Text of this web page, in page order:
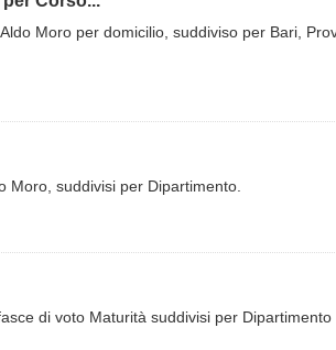
Moro per domicilio, suddiviso per Bari,
Moro, suddivisi per Dipartimento.
di voto Maturità suddivisi per Dipartimento